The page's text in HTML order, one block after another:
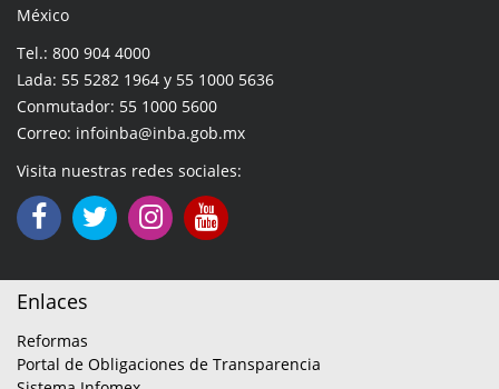
México
Tel.: 800 904 4000
Lada: 55 5282 1964 y 55 1000 5636
Conmutador: 55 1000 5600
Correo: infoinba@inba.gob.mx
Visita nuestras redes sociales:
Enlaces
Reformas
Portal de Obligaciones de Transparencia